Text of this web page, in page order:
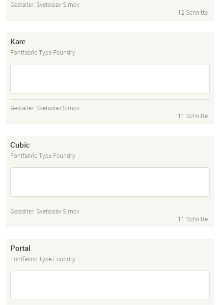
Gestalter: Svetoslav Simov
12 Schnitte
Kare
Fontfabric Type Foundry
Gestalter: Svetoslav Simov
11 Schnitte
Cubic
Fontfabric Type Foundry
Gestalter: Svetoslav Simov
11 Schnitte
Portal
Fontfabric Type Foundry